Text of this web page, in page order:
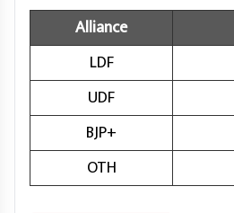
Alliance
LDF
UDF
BJP+
OTH